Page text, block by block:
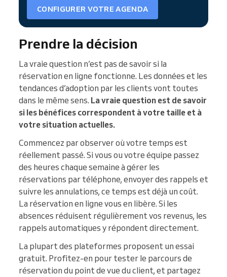
CONFIGURER VOTRE AGENDA
Prendre la décision
La vraie question n’est pas de savoir si la
réservation en ligne fonctionne. Les données et les
tendances d’adoption par les clients vont toutes
dans le même sens. La vraie question est de savoir
si les bénéfices correspondent à votre taille et à
votre situation actuelles.
Commencez par observer où votre temps est
réellement passé. Si vous ou votre équipe passez
des heures chaque semaine à gérer les
réservations par téléphone, envoyer des rappels et
suivre les annulations, ce temps est déjà un coût.
La réservation en ligne vous en libère. Si les
absences réduisent régulièrement vos revenus, les
rappels automatiques y répondent directement.
La plupart des plateformes proposent un essai
gratuit. Profitez-en pour tester le parcours de
réservation du point de vue du client, et partagez